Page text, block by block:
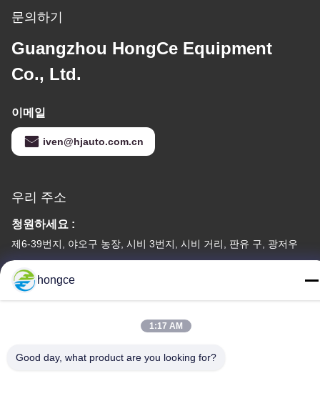
문의하기
Guangzhou HongCe Equipment
Co., Ltd.
이메일
iven@hjauto.com.cn
우리 주소
청원하세요 :
제6-39번지, 야오구 농장, 시비 3번지, 시비 거리, 판유 구, 광저우
TEL :
86-18998460309
hongce
1:17 AM
Good day, what product are you looking for?